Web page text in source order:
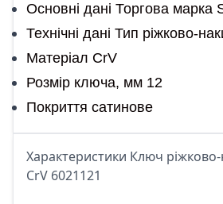
Основні дані Торгова марка
Технічні дані Тип ріжково-
Матеріал CrV
Розмір ключа, мм 12
Покриття сатинове
Характеристики Ключ
CrV 6021121